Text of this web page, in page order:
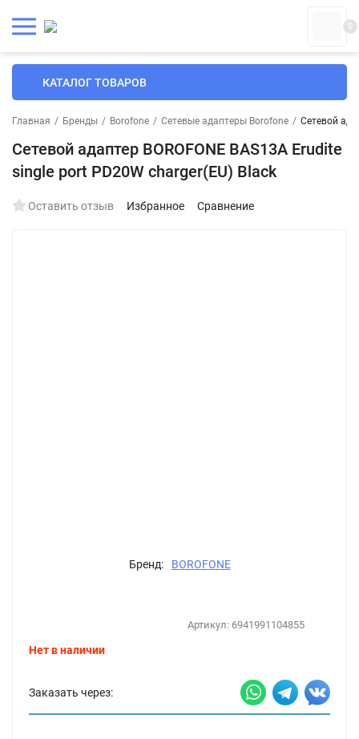
0
КАТАЛОГ ТОВАРОВ
Главная / Бренды / Borofone / Сетевые адаптеры Borofone / Сетевой
Сетевой адаптер BOROFONE BAS13A Erudite
single port PD20W charger(EU) Black
Оставить отзыв Избранное Сравнение
Бренд: BOROFONE
Артикул: 6941991104855
Нет в наличии
Заказать через: